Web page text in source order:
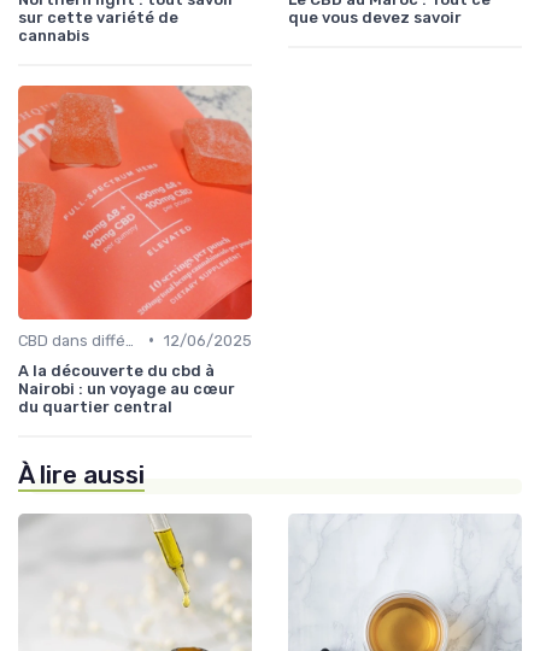
sur cette variété de
cannabis
que vous devez savoir
• 12/06/2025
A la découverte du cbd à
Nairobi : un voyage au cœur
du quartier central
À lire aussi